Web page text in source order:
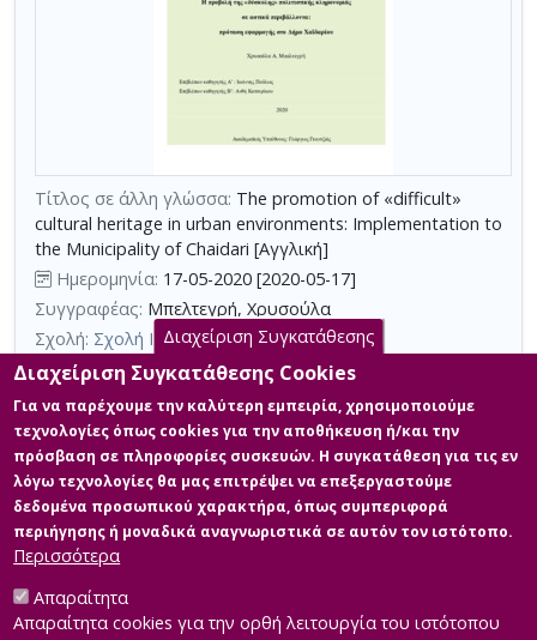
αποτελεσμάτων
χρήση
επιπλέον
κριτηρίων
αναζήτησης
Τίτλος σε άλλη γλώσσα: The promotion of «difficult»
cultural heritage in urban environments: Implementation to
the Municipality of Chaidari [Αγγλική]
Ημερομηνία: 17-05-2020 [2020-05-17]
Συγγραφέας: Μπελτεγρή, Χρυσούλα
Σχολή: Σχολή Κοινωνικών Επιστημών
Τμήμα: Διοίκηση Πολιτισμικών Μονάδων (ΔΠΜ)
Περίληψη (Abstract):
Η εργασία πραγματεύεται το ζήτημα της
«δύσκολης» πολιτιστικής κληρονομιάς εστιάζοντας στους
τρόπους προβολής και αξιοποίησής της σε αστικά
περιβάλλοντα. Αφετηρία για την προσέγγιση του θέματος
αποτελεί η ανάλυση της πολιτιστικής κληρονομιάς και των
τρόπων προβολής της σε αστικά περιβάλλοντα μέσω
εναλλακτικών μορφών τουρισμού. Ακολούθως αναλύεται η
έννοια της «δύσκολης» πολιτιστικής κληρονομιάς, οι...
Διαχείριση Συγκατάθεσης
Διαχείριση Συγκατάθεσης Cookies
Για να παρέχουμε την καλύτερη εμπειρία, χρησιμοποιούμε
τεχνολογίες όπως cookies για την αποθήκευση ή/και την
πρόσβαση σε πληροφορίες συσκευών. Η συγκατάθεση για τις εν
λόγω τεχνολογίες θα μας επιτρέψει να επεξεργαστούμε
δεδομένα προσωπικού χαρακτήρα, όπως συμπεριφορά
περιήγησης ή μοναδικά αναγνωριστικά σε αυτόν τον ιστότοπο.
Περισσότερα
Απαραίτητα
Απαραίτητα cookies για την ορθή λειτουργία του ιστότοπου